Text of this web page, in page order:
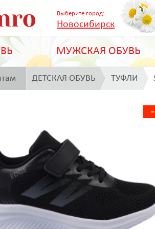
Выберите город:
Новосибирск
МУЖСКАЯ ОБУВЬ
ДЕТСКАЯ ОБУВЬ ТУФЛИ